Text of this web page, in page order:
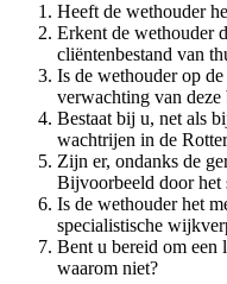
Heeft de wethouder
Erkent de wethouder
cliëntenbestand van
Is de wethouder op
verwachting van
Bestaat bij u, net als
wachtrijen in de
Zijn er, ondanks de
Bijvoorbeeld door het
Is de wethouder het
specialistische
Bent u bereid om
waarom niet?